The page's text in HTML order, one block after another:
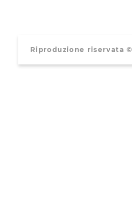
Riproduzione riservata ©